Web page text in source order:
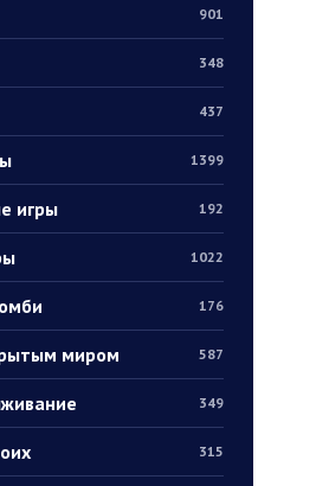
901
348
437
1399
игры 192
1022
176
миром 587
349
315